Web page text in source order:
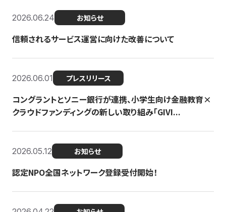
2026.06.24 お知らせ
信頼されるサービス運営に向けた改善について
2026.06.01 プレスリリース
コングラントとソニー銀行が連携、小学生向け金融教育×
クラウドファンディングの新しい取り組み「GIVI...
2026.05.12 お知らせ
認定NPO全国ネットワーク登録受付開始！